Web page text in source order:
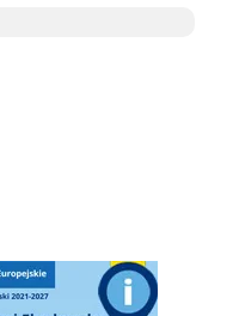
Wieliczka